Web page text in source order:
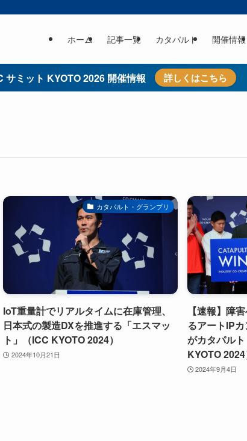
ホーム 記事一覧 カタパルト 開催情報
サミット KYOTO 2026 開催情報 詳しくはこちら
カタパルト・グランプリ
IoT重量計でリアルタイムに在庫管理、
日本式の製造DXを推進する「エスマッ
ト」（ICC KYOTO 2024）
2024年10月21日
【速報】障
るアートIPカ
がカタパル
KYOTO 2024
2024年9月4日